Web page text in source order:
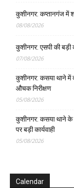
कुशीनगर: कप्तानगंज में
08/08/2026
कुशीनगर: एसपी की बड़ी
07/08/2026
कुशीनगर: कसया थाने में
औचक निरीक्षण
05/08/2026
कुशीनगर: कसया थाने के
पर बड़ी कार्यवाही
05/08/2026
Calendar